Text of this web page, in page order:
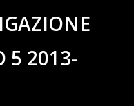
5 2013-